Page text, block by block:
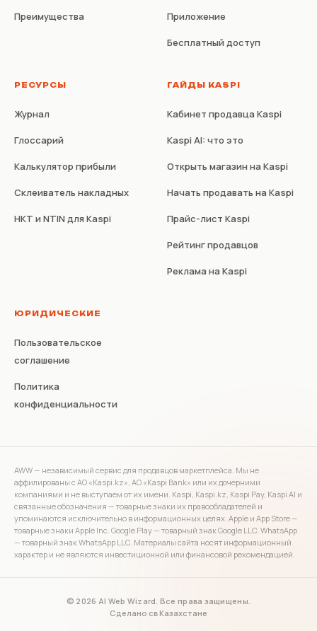
Преимущества Приложение
Бесплатный доступ
РЕСУРСЫ
Журнал
Глоссарий
Калькулятор прибыли
Склеиватель накладных
НКТ и NTIN для Kaspi
ГАЙДЫ KASPI
Кабинет продавца Kaspi
Kaspi AI: что это
Открыть магазин на Kaspi
Начать продавать на Kaspi
Прайс-лист Kaspi
Рейтинг продавцов
Реклама на Kaspi
ЮРИДИЧЕСКИЕ
Пользовательское
соглашение
Политика
конфиденциальности
AWW — независимый сервис для продавцов маркетплейса. Мы не
аффилированы с АО «Kaspi.kz», АО «Kaspi Bank» или их дочерними
компаниями и не выступаем от их имени. Kaspi, Kaspi.kz, Kaspi Pay, Kaspi AI и
связанные обозначения — товарные знаки их правообладателей и
упоминаются исключительно в информационных целях. Apple и App Store —
товарные знаки Apple Inc. Google Play — товарный знак Google LLC. WhatsApp
— товарный знак WhatsApp LLC. Материалы сайта носят информационный
характер и не являются инвестиционной или финансовой рекомендацией.
© 2026 AI Web Wizard. Все права защищены.
Сделано св Казахстане